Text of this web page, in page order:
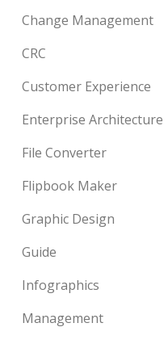
Change Management
CRC
Customer Experience
Enterprise Architecture
File Converter
Flipbook Maker
Graphic Design
Guide
Infographics
Management